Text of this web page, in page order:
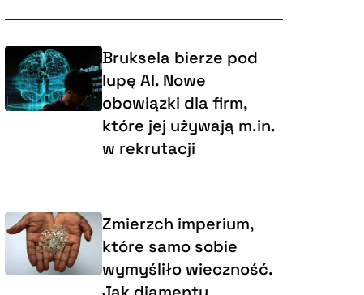
Bruksela bierze pod
lupę AI. Nowe
obowiązki dla firm,
które jej używają m.in.
w rekrutacji
Zmierzch imperium,
które samo sobie
wymyśliło wieczność.